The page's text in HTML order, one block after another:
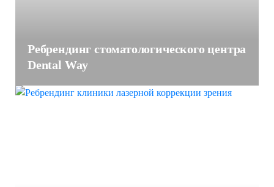
Ребрендинг стоматологического центра
Dental Way